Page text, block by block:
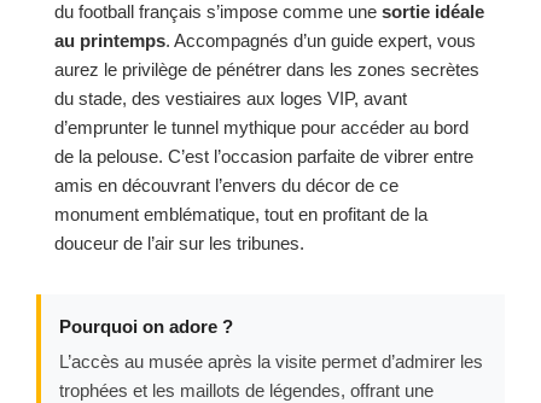
du football français s’impose comme une sortie idéale
au printemps. Accompagnés d’un guide expert, vous
aurez le privilège de pénétrer dans les zones secrètes
du stade, des vestiaires aux loges VIP, avant
d’emprunter le tunnel mythique pour accéder au bord
de la pelouse. C’est l’occasion parfaite de vibrer entre
amis en découvrant l’envers du décor de ce
monument emblématique, tout en profitant de la
douceur de l’air sur les tribunes.
Pourquoi on adore ?
L’accès au musée après la visite permet d’admirer les
trophées et les maillots de légendes, offrant une